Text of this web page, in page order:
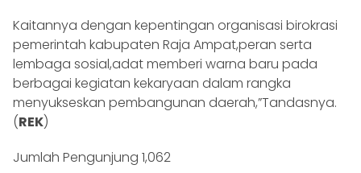
Kaitannya dengan kepentingan organisasi birokrasi
pemerintah kabupaten Raja Ampat,peran serta
lembaga sosial,adat memberi warna baru pada
berbagai kegiatan kekaryaan dalam rangka
menyukseskan pembangunan daerah,”Tandasnya.
(REK)
Jumlah Pengunjung 1,062